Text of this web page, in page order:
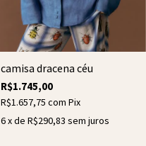
camisa dracena céu
R$1.745,00
R$1.657,75 com Pix
6x de R$290,83 sem juros